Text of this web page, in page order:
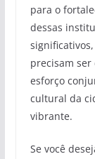
para o
dessas
precisam
esforço
cultural da
vibrante.
Se você